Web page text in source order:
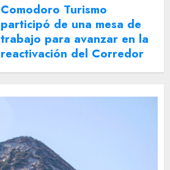
Comodoro Turismo
participó de una mesa de
trabajo para avanzar en la
reactivación del Corredor
Turístico Integrado